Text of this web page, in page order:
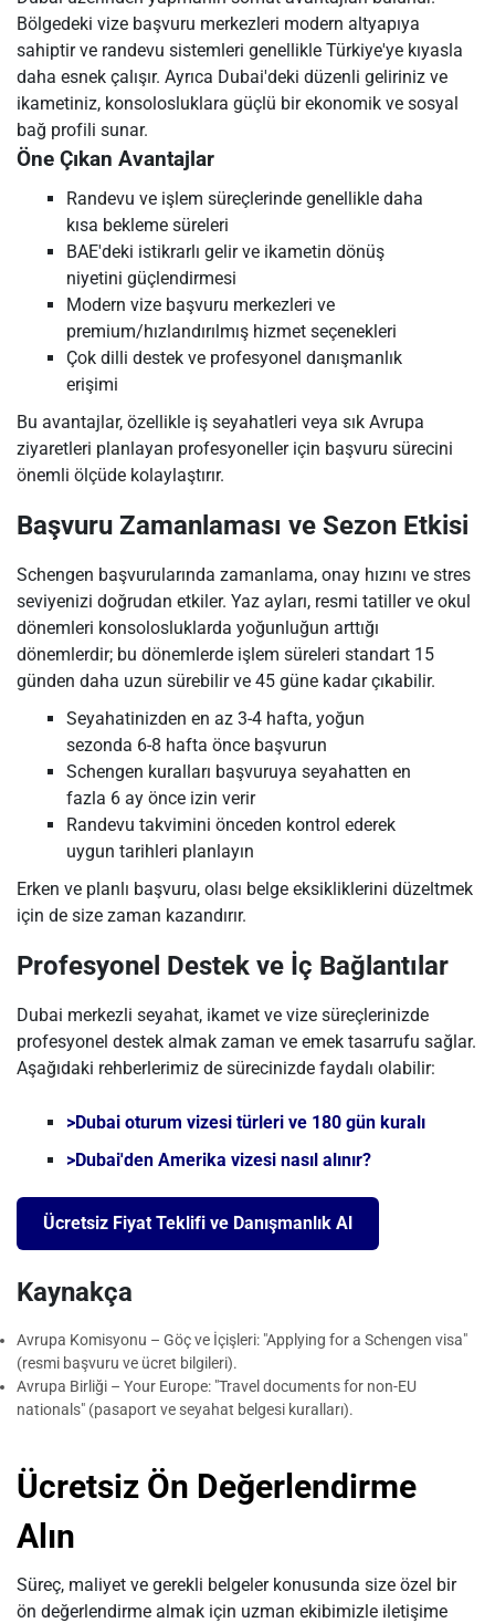
Bölgedeki vize başvuru merkezleri modern altyapıya
sahiptir ve randevu sistemleri genellikle Türkiye'ye kıyasla
daha esnek çalışır. Ayrıca Dubai'deki düzenli geliriniz ve
ikametiniz, konsolosluklara güçlü bir ekonomik ve sosyal
bağ profili sunar.
Öne Çıkan Avantajlar
Randevu ve işlem süreçlerinde genellikle daha
kısa bekleme süreleri
BAE'deki istikrarlı gelir ve ikametin dönüş
niyetini güçlendirmesi
Modern vize başvuru merkezleri ve
premium/hızlandırılmış hizmet seçenekleri
Çok dilli destek ve profesyonel danışmanlık
erişimi
Bu avantajlar, özellikle iş seyahatleri veya sık Avrupa
ziyaretleri planlayan profesyoneller için başvuru sürecini
önemli ölçüde kolaylaştırır.
Başvuru Zamanlaması ve Sezon Etkisi
Schengen başvurularında zamanlama, onay hızını ve stres
seviyenizi doğrudan etkiler. Yaz ayları, resmi tatiller ve okul
dönemleri konsolosluklarda yoğunluğun arttığı
dönemlerdir; bu dönemlerde işlem süreleri standart 15
günden daha uzun sürebilir ve 45 güne kadar çıkabilir.
Seyahatinizden en az 3-4 hafta, yoğun
sezonda 6-8 hafta önce başvurun
Schengen kuralları başvuruya seyahatten en
fazla 6 ay önce izin verir
Randevu takvimini önceden kontrol ederek
uygun tarihleri planlayın
Erken ve planlı başvuru, olası belge eksikliklerini düzeltmek
için de size zaman kazandırır.
Profesyonel Destek ve İç Bağlantılar
Dubai merkezli seyahat, ikamet ve vize süreçlerinizde
profesyonel destek almak zaman ve emek tasarrufu sağlar.
Aşağıdaki rehberlerimiz de sürecinizde faydalı olabilir:
>Dubai oturum vizesi türleri ve 180 gün kuralı
>Dubai'den Amerika vizesi nasıl alınır?
Ücretsiz Fiyat Teklifi ve Danışmanlık Al
Kaynakça
Avrupa Komisyonu – Göç ve İçişleri: "Applying for a Schengen visa"
(resmi başvuru ve ücret bilgileri).
Avrupa Birliği – Your Europe: "Travel documents for non-EU
nationals" (pasaport ve seyahat belgesi kuralları).
Ücretsiz Ön Değerlendirme
Alın
Süreç, maliyet ve gerekli belgeler konusunda size özel bir
ön değerlendirme almak için uzman ekibimizle iletişime